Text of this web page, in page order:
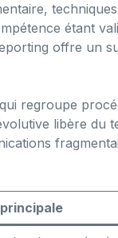
étant
offre un
regroupe
libère du